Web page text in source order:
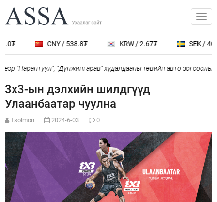
CNY / 538.8₮ KRW / 2.67₮ SEK /
"Нарантуул", "Дүнжингарав" худалдааны төвийн авто зогсоолыг
3х3-ын дэлхийн шилдгүүд
Улаанбаатар чуулна
Tsolmon 2024-6-03 0